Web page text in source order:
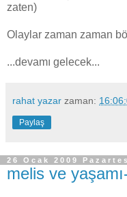
zaten)
Olaylar zaman zaman
...devamı gelecek...
rahat yazar zaman:
Paylaş
26 Ocak 2009
melis ve